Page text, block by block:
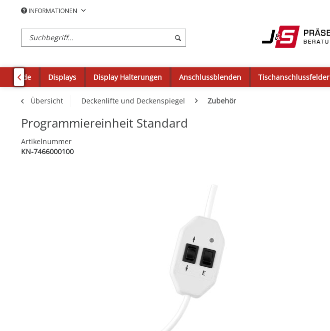
INFORMATIONEN
Displays Display Halterungen Anschlussblenden Tischanschlussfelder

Übersicht Deckenlifte und Deckenspiegel Zubehör
Programmiereinheit Standard
Artikelnummer
KN-7466000100